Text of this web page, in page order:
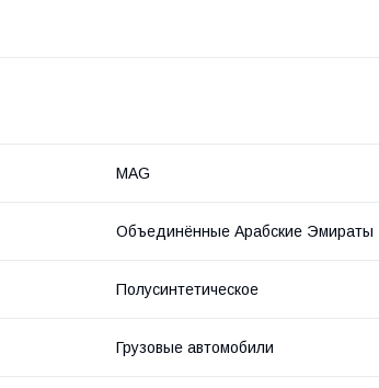
MAG
Объединённые Арабские Эмираты
Полусинтетическое
Грузовые автомобили